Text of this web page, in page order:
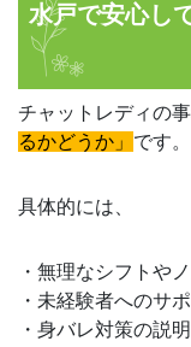
水戸で安心し
チャットレディの
るかどうか」 です。
具体的には、
・無理なシフトや
・未経験者へのサ
・身バレ対策の説